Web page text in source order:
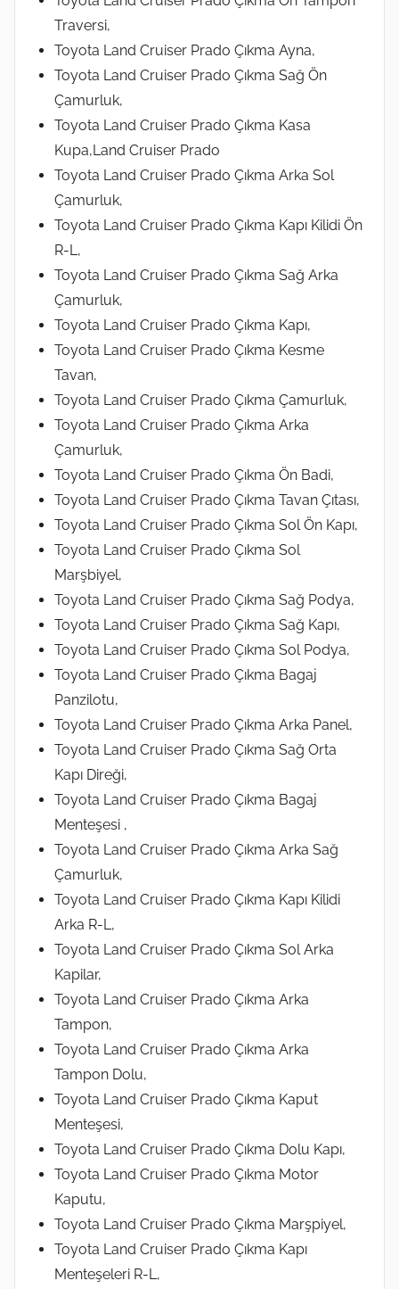
Traversi,
Toyota Land Cruiser Prado Çıkma Ayna,
Toyota Land Cruiser Prado Çıkma Sağ Ön
Çamurluk,
Toyota Land Cruiser Prado Çıkma Kasa
Kupa,Land Cruiser Prado
Toyota Land Cruiser Prado Çıkma Arka Sol
Çamurluk,
Toyota Land Cruiser Prado Çıkma Kapı Kilidi Ön
R-L,
Toyota Land Cruiser Prado Çıkma Sağ Arka
Çamurluk,
Toyota Land Cruiser Prado Çıkma Kapı,
Toyota Land Cruiser Prado Çıkma Kesme
Tavan,
Toyota Land Cruiser Prado Çıkma Çamurluk,
Toyota Land Cruiser Prado Çıkma Arka
Çamurluk,
Toyota Land Cruiser Prado Çıkma Ön Badi,
Toyota Land Cruiser Prado Çıkma Tavan Çıtası,
Toyota Land Cruiser Prado Çıkma Sol Ön Kapı,
Toyota Land Cruiser Prado Çıkma Sol
Marşbiyel,
Toyota Land Cruiser Prado Çıkma Sağ Podya,
Toyota Land Cruiser Prado Çıkma Sağ Kapı,
Toyota Land Cruiser Prado Çıkma Sol Podya,
Toyota Land Cruiser Prado Çıkma Bagaj
Panzilotu,
Toyota Land Cruiser Prado Çıkma Arka Panel,
Toyota Land Cruiser Prado Çıkma Sağ Orta
Kapı Direği,
Toyota Land Cruiser Prado Çıkma Bagaj
Menteşesi ,
Toyota Land Cruiser Prado Çıkma Arka Sağ
Çamurluk,
Toyota Land Cruiser Prado Çıkma Kapı Kilidi
Arka R-L,
Toyota Land Cruiser Prado Çıkma Sol Arka
Kapilar,
Toyota Land Cruiser Prado Çıkma Arka
Tampon,
Toyota Land Cruiser Prado Çıkma Arka
Tampon Dolu,
Toyota Land Cruiser Prado Çıkma Kaput
Menteşesi,
Toyota Land Cruiser Prado Çıkma Dolu Kapı,
Toyota Land Cruiser Prado Çıkma Motor
Kaputu,
Toyota Land Cruiser Prado Çıkma Marşpiyel,
Toyota Land Cruiser Prado Çıkma Kapı
Menteşeleri R-L,